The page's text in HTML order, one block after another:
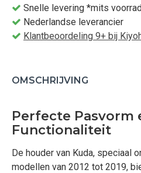
Snelle levering *mits
Nederlandse leverancier
Klantbeoordeling 9+ bij
OMSCHRIJVING
Perfecte Pasvorm
Functionaliteit
De houder van Kuda, speciaal
modellen van 2012 tot 2019,